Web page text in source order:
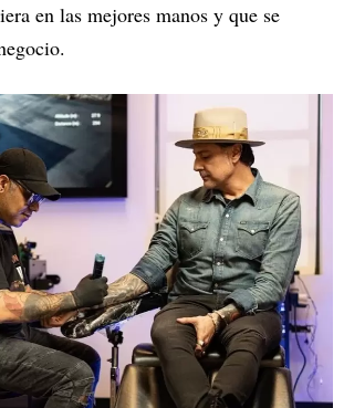
en las mejores manos y que se